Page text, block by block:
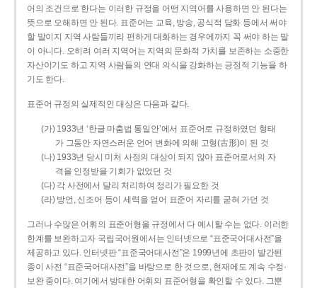
어의 조건으로 한다는 이러한 규정을 어떤 지역어를 사용하면 안 된다는
뜻으로 오해하면 안 된다. 표준어는 교육, 방송, 공식적 담화 등에서 써야
할 말이지 지역 사람들끼리 편하게 대화하는 경우에까지 꼭 써야 하는 말
이 아니다. 오히려 여러 지역어는 지역의 문화적 가치를 보존하는 소중한
자산이기도 하고 지역 사람들의 연대 의식을 강화하는 긍정적 기능을 하
기도 한다.
표준어 규정의 실제적인 대상은 다음과 같다.
(가) 1933년 ‘한글 마춤법 통일안’에서 표준어로 규정하였던 형태
가 그동안 자연스러운 언어 변화에 의해 고형(古形)이 된 것
(나) 1933년 당시 미처 사정의 대상이 되지 않아 표준어로서의 자
격을 인정받을 기회가 없었던 것
(다) 각 사전에서 달리 처리하여 정리가 필요한 것
(라) 방언, 신조어 등이 세력을 얻어 표준어 자리를 굳혀 가던 것
그러나 수많은 어휘의 표준어형을 규정에서 다 예시할 수는 없다. 이러한
한계를 보완하고자 국립국어원에서는 인터넷으로 “표준국어대사전”을
제공하고 있다. 인터넷판 “표준국어대사전”은 1999년에 초판이 발간된
종이 사전 “표준국어대사전”을 바탕으로 한 것으로, 현재에도 계속 수정·
보완 중이다. 여기에서 방대한 어휘의 표준어형을 확인할 수 있다. 그뿐